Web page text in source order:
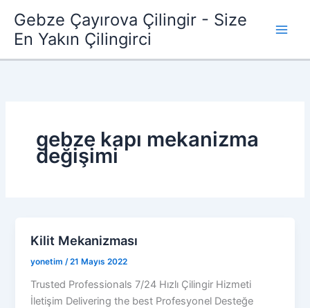
atlaGebze Çayırova Çilingir - Size
En Yakın Çilingirci
gebze kapı mekanizma
değişimi
Kilit Mekanizması
yonetim/21 Mayıs 2022
Trusted Professionals 7/24 Hızlı Çilingir Hizmeti
İletişim Delivering the best Profesyonel Desteğe